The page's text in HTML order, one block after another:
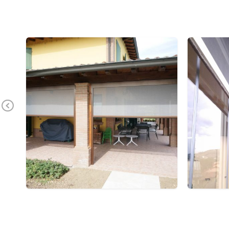
Previous